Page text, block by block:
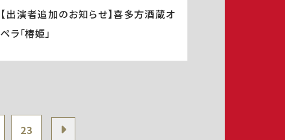
【出演者追加のお知らせ】喜多方酒蔵オ
ペラ「椿姫」
23